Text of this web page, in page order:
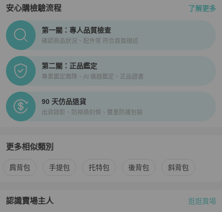
【寄送時程相關】
★ 空運直送 │ 縮短您的等待時間
★ 依寄達國家區域、驗關、航班或氣候等不可控制因素而異。
★ 商品由境外寄至 PopChill 驗證中心鑑定（鑑證）通過後才配送，
因此比一般包裹需要多 2～3天的鑑定（鑑證）與檢查作業時間。
【商品瑕疵說明】
★ 日本中古奢侈品市場對於商品進行分級，讓消費者即使透過網購，
也能從英文字母等級（SA．A 級．B 級．BC 級）判斷商品的保存狀
況。
片放大看，並綜合商品圖片和文字去綜合考量與判斷。
明確標示等級，如下單即表示可接受商品狀況。
後來綜合判斷，買方有義務就有疑慮的瑕疵處問清楚，確保商品能達
到您的滿意，如有疑問請APP聊聊詢問客服解答後購買。
安心購檢驗流程 了解更多
PopChill拍拍圈正品驗證、安心購檢驗流程介紹
第一關：專人品質檢查
確認商品狀況、配件等 符合頁面描述
第二關：正品鑑定
專業鑑定團隊、AI 儀器鑑定、正品證書
90 天仿品退貨
出貨錄影、防掉換封條、雙重防護包裝
更多相似類別
更多Fendi 女包相似商品推薦
肩背包 手提包 托特包 後背包 斜背包
認識賣場主人
PopChill 拍拍圈嚴選賣家 Brand street tokyo日本直送二手名牌
逛逛賣場